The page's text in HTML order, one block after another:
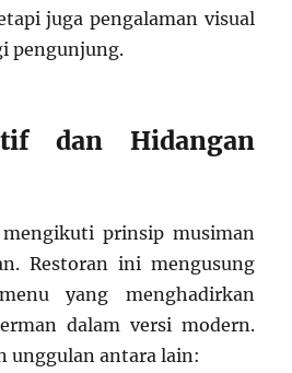
juga pengalaman visual
pengunjung.
dan Hidangan
prinsip musiman
Restoran ini mengusung
yang menghadirkan
dalam versi modern.
unggulan antara lain: